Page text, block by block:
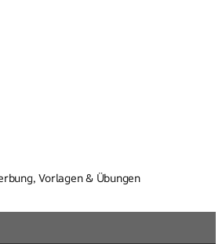
Vorlagen & Übungen